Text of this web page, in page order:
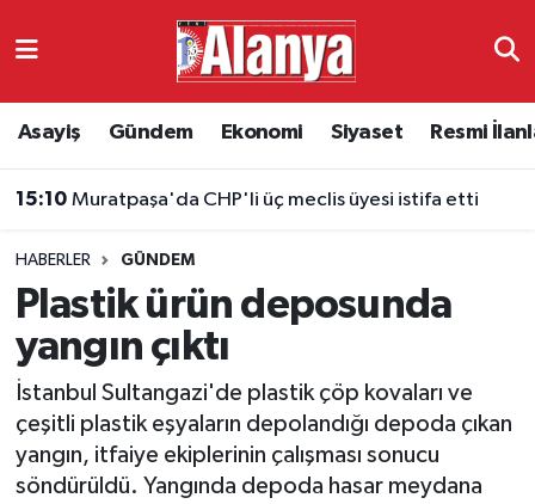
Asayiş Gündem Ekonomi Siyaset Resmi
15:10 Muratpaşa'da CHP'li üç meclis üyesi istifa etti
HABERLER GÜNDEM
Plastik ürün deposunda
yangın çıktı
İstanbul Sultangazi'de plastik çöp kovaları ve
çeşitli plastik eşyaların depolandığı depoda çıkan
yangın, itfaiye ekiplerinin çalışması sonucu
söndürüldü. Yangında depoda hasar meydana
Ekonomi
Resmi İlanlar
Alanyaspor
Turizm
Antalya Namaz Vakitleri
Süper Lig Puan Durumu ve Fikstür
Tüm Manşetler
Son Dakika Haberleri